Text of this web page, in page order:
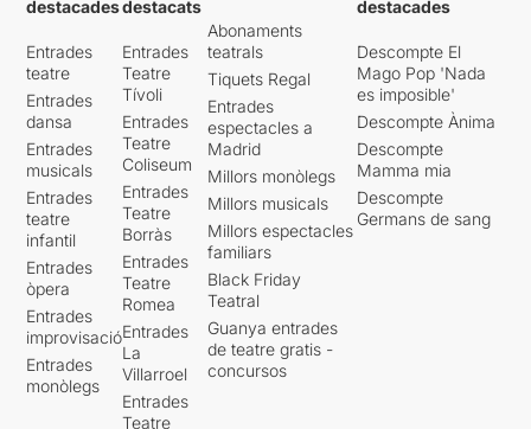
destacades
Entrades
teatre
Entrades
dansa
Entrades
musicals
Entrades
teatre
infantil
Entrades
òpera
Entrades
improvisació
Entrades
monòlegs
destacats
Entrades
Teatre
Tívoli
Entrades
Teatre
Coliseum
Entrades
Teatre
Borràs
Entrades
Teatre
Romea
Entrades
La
Villarroel
Entrades
Teatre
Abonaments
teatrals
Tiquets Regal
Entrades
espectacles a
Madrid
Millors monòlegs
Millors musicals
Millors espectacles
familiars
Black Friday
Teatral
Guanya entrades
de teatre gratis -
concursos
destacades
Descompte El
Mago Pop 'Nada
es imposible'
Descompte Ànima
Descompte
Mamma mia
Descompte
Germans de sang